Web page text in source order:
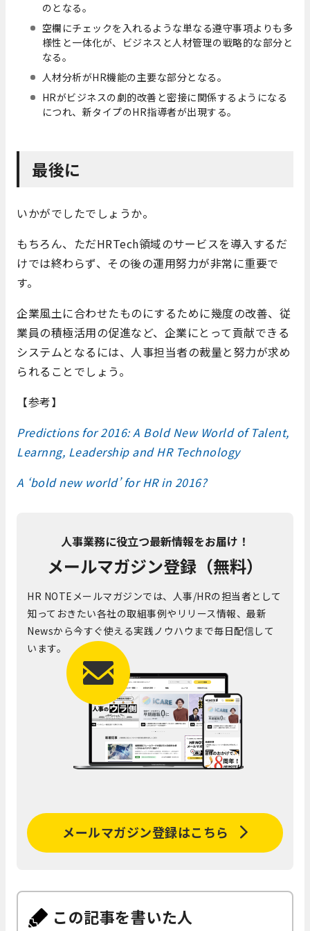
のとなる。
空欄にチェックを入れるような単なる遵守事項よりも多
様性と一体化が、ビジネスと人材管理の戦略的な部分と
なる。
人材分析がHR機能の主要な部分となる。
HRがビジネスの劇的改善と密接に関係するようになる
につれ、新タイプのHR指導者が出現する。
最後に
いかがでしたでしょうか。
もちろん、ただHRTech領域のサービスを導入するだ
けでは終わらず、その後の運用努力が非常に重要で
す。
企業風土に合わせたものにするために幾度の改善、従
業員の積極活用の促進など、企業にとって貢献できる
システムとなるには、人事担当者の裁量と努力が求め
られることでしょう。
【参考】
Predictions for 2016: A Bold New World of Talent,
Learnng, Leadership and HR Technology
A ‘bold new world’ for HR in 2016?
人事業務に役立つ最新情報をお届け！
メールマガジン登録（無料）
HR NOTEメールマガジンでは、人事/HRの担当者として
知っておきたい各社の取組事例やリリース情報、最新
Newsから今すぐ使える実践ノウハウまで毎日配信して
います。
メールマガジン登録はこちら
この記事を書いた人